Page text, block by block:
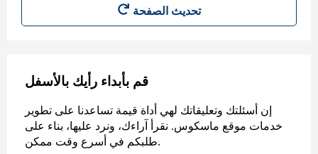
تحديث الصفحة
قم بأبداء رأيك بالأسفل
إن أسئلتك وتعليقاتك لهي أداة قيمة تساعدنا على تطوير
خدمات موقع ماسكوس. نقرأ آراءك، ونرد عليها، بناء على
طلبكم في أسرع وقت ممكن.